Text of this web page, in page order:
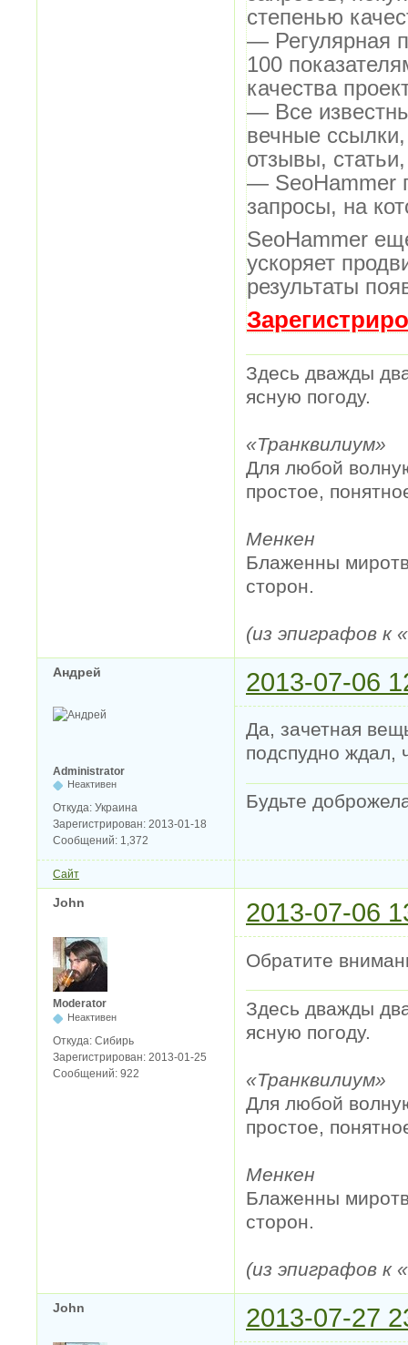
степенью
— Регулярная
100
качества
— Все
вечные
отзывы,
— SeoHammer
запросы, на
SeoHammer
ускоряет
результаты
Здесь дважды
ясную погоду.
«Транквилиум»
Для любой
простое,
Менкен
Блаженны
сторон.
(из эпиграфов к
Андрей 2013-07-06
Administrator
Неактивен
Откуда: Украина
Зарегистрирован: 2013-01-18
Сообщений: 1,372
Да, зачетная
подспудно ждал,
Будьте
Сайт
John 2013-07-06
Moderator
Неактивен
Откуда: Сибирь
Зарегистрирован: 2013-01-25
Сообщений: 922
Обратите
Здесь дважды
ясную погоду.
«Транквилиум»
Для любой
простое,
Менкен
Блаженны
сторон.
(из эпиграфов к
John 2013-07-27